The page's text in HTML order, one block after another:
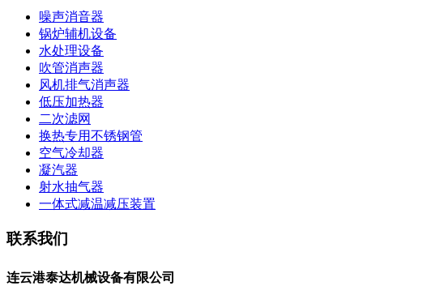
噪声消音器
锅炉辅机设备
水处理设备
吹管消声器
风机排气消声器
低压加热器
二次滤网
换热专用不锈钢管
空气冷却器
凝汽器
射水抽气器
一体式减温减压装置
联系我们
连云港泰达机械设备有限公司